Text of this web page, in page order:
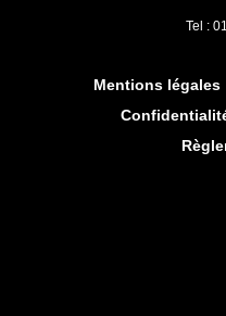
Tel :
Mentions légales